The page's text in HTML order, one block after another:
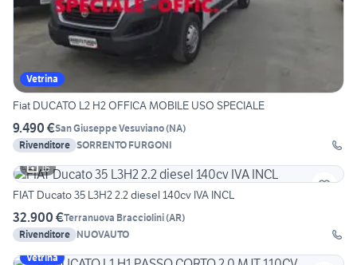
Vetrina
Fiat DUCATO L2 H2 OFFICA MOBILE USO SPECIALE
9.490 €San Giuseppe Vesuviano(NA)
Rivenditore SORRENTO FURGONI
16
FIAT Ducato 35 L3H2 2.2 diesel 140cv IVA INCL
32.900 €Terranuova Bracciolini(AR)
Rivenditore NUOVAUTO
Vetrina